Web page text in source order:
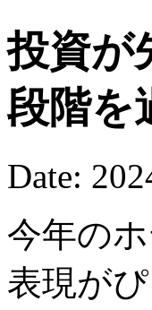
投資が
段階を
Date:
今年の
表現が